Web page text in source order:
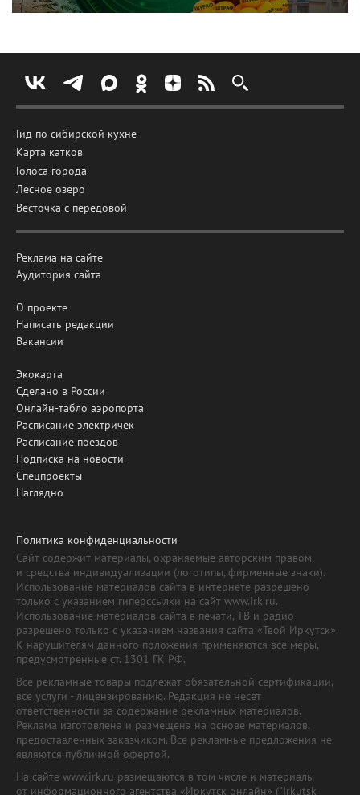
Гид по сибирской кухне
Карта катков
Голоса города
Лесное озеро
Весточка с передовой
Реклама на сайте
Аудитория сайта
О проекте
Написать редакции
Вакансии
Экокарта
Сделано в России
Онлайн-табло аэропорта
Расписание электричек
Расписание поездов
Подписка на новости
Спецпроекты
Наглядно
Политика конфиденциальности
Сайт содержит материалы, охраняемые авторским правом,
и средства индивидуализации (логотипы, фирменные знаки).
Использование материалов сайта в интернете разрешено
только с указанием гиперссылки на сайт www.irk.ru.
Использование материалов сайта в печати, ТВ и радио
разрешено только с указанием названия сайта «Твой Иркутск».
К нарушителям данного положения применяются все меры,
предусмотренные ст. 1301 ГК РФ.
Все рекламные товары подлежат обязательной сертификации,
все услуги - лицензированию. Редакция не несет
ответственности за содержание рекламных материалов.
Реклама изготовлена и размещена на основе материалов,
предоставленных заказчиком. Все рекламные предложения не
являются публичной офертой.
На сайте www.irk.ru размещаются в том числе и материалы
от информационного агентства «Иркутск онлайн» ("Irkutsk